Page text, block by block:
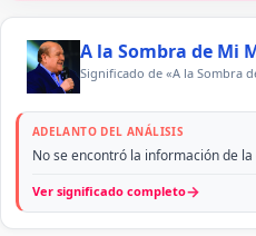
A la Sombra de Mi
Significado de «A la Sombra
ADELANTO DEL ANÁLISIS
No se encontró la información de la
Ver significado completo→